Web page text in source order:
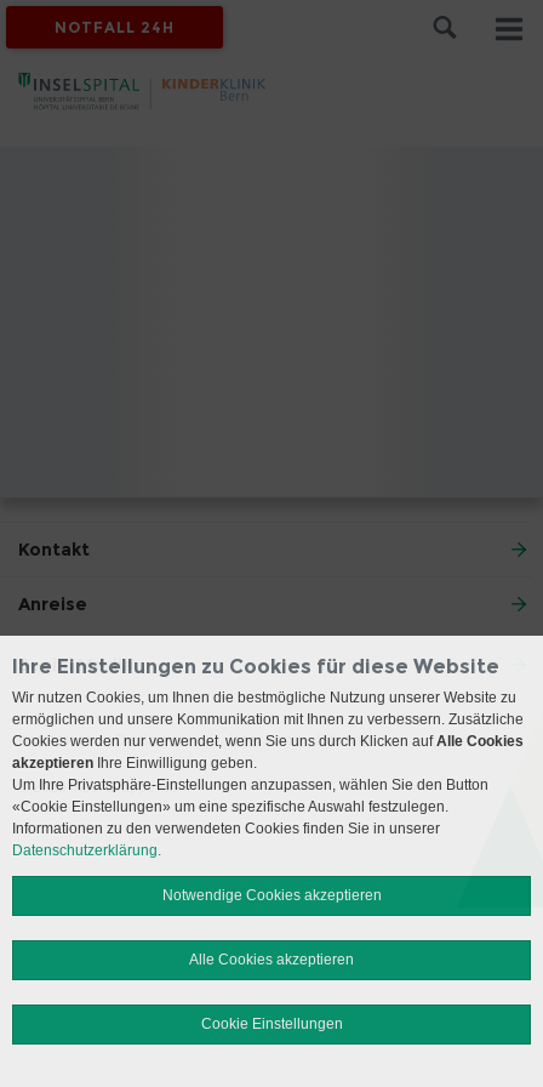
NOTFALL 24H
Kontakt
Anreise
Social Media
Impressum Disclaimer Datenschutz Sitemap
© 2026 Insel Gruppe AG
Ihre Einstellungen zu Cookies für diese Website
Wir nutzen Cookies, um Ihnen die bestmögliche Nutzung unserer Website zu
ermöglichen und unsere Kommunikation mit Ihnen zu verbessern. Zusätzliche
Cookies werden nur verwendet, wenn Sie uns durch Klicken aufAlle Cookies
akzeptieren Ihre Einwilligung geben.
Um Ihre Privatsphäre-Einstellungen anzupassen, wählen Sie den Button
«Cookie Einstellungen» um eine spezifische Auswahl festzulegen.
Informationen zu den verwendeten Cookies finden Sie in unserer
Datenschutzerklärung.
Notwendige Cookies akzeptieren
Alle Cookies akzeptieren
Cookie Einstellungen